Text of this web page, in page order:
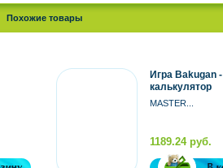
Похожие товары
Игра Bakugan -
калькулятор
(GAUNTLET)
MASTER...
1189.24 руб.